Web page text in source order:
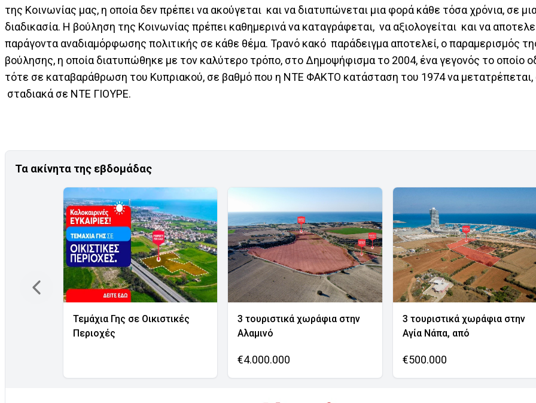
της Κοινωνίας μας, η οποία δεν πρέπει να ακούγεται και να διατυπώνεται μια φορά κάθε τόσα χρόνια, σε
διαδικασία. Η βούληση της Κοινωνίας πρέπει καθημερινά να καταγράφεται, να αξιολογείται και να
παράγοντα αναδιαμόρφωσης πολιτικής σε κάθε θέμα. Τρανό κακό παράδειγμα αποτελεί, ο παραμερισμός
βούλησης, η οποία διατυπώθηκε με τον καλύτερο τρόπο, στο Δημοψήφισμα το 2004, ένα γεγονός το οποίο
τότε σε καταβαράθρωση του Κυπριακού, σε βαθμό που η ΝΤΕ ΦΑΚΤΟ κατάσταση του 1974 να μετατρέπεται,
σταδιακά σε ΝΤΕ ΓΙΟΥΡΕ.
Τα ακίνητα της εβδομάδας
Τεμάχια Γης σε Οικιστικές
Περιοχές
3 τουριστικά χωράφια στην
Αλαμινό
€4.000.000
3 τουριστικά χωράφια στην
Αγία Νάπα, από
€500.000